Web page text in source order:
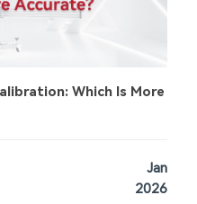
Which Is More
Jan
2026